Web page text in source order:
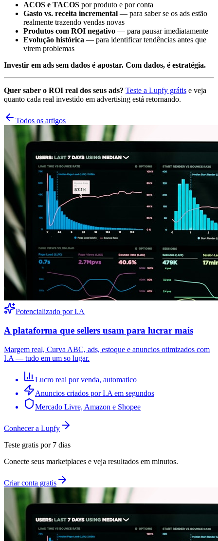
ACOS e TACOS por produto e por conta
Gasto vs. receita incremental — para saber se os ads estão
realmente trazendo vendas novas
Produtos com ROI negativo — para pausar imediatamente
Evolução histórica — para identificar tendências antes que
virem problemas
Investir em ads sem dados é apostar. Com dados, é estratégia.
Quer saber o ROI real dos seus ads? Teste a Lupfy grátis e veja
quanto cada real investido em advertising está retornando.
Todos os artigos
Potencializado por I.A
A plataforma que sellers usam para lucrar mais
Margem real, Curva ABC, ads, estoque e anuncios otimizados com
I.A — tudo em um so lugar.
Lucro real por venda, automatico
Anuncios criados por I.A em segundos
Mercado Livre, Amazon e Shopee
Conhecer a Lupfy
Teste gratis por 7 dias
Conecte seus marketplaces e veja resultados em minutos.
Criar conta gratis